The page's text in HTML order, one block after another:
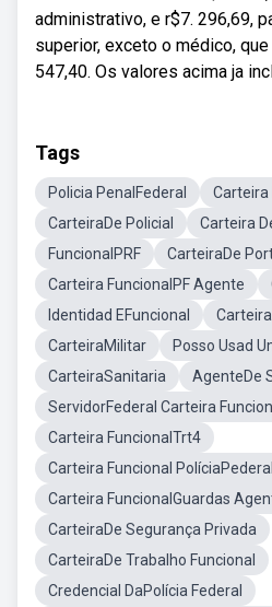
administrativo, e r$7. 296,69,
superior, exceto o médico,
547,40. Os valores acima ja
Tags
Policia PenalFederal
Carteira
CarteiraDe Policial
Carteira
FuncionalPRF
CarteiraDe
Carteira FuncionalPF Agente
Identidad EFuncional
CarteiraMilitar
Posso Usad
CarteiraSanitaria
AgenteDe
ServidorFederal Carteira
Carteira FuncionalTrt4
Carteira Funcional PolíciaPederal
Carteira FuncionalGuardas
CarteiraDe Segurança Privada
CarteiraDe Trabalho Funcional
Credencial DaPolícia Federal